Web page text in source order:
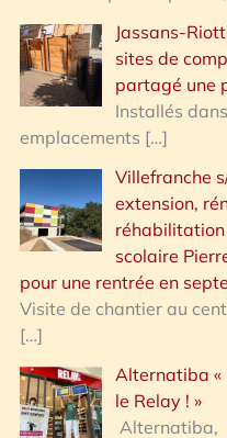
Jassans-
sites de
partagé une
Installés
emplacements […]
Villefranche
extension,
scolaire
pour une rentrée en
Visite de chantier au
[…]
Alternatiba «
le Relay ! »
Alternatiba,